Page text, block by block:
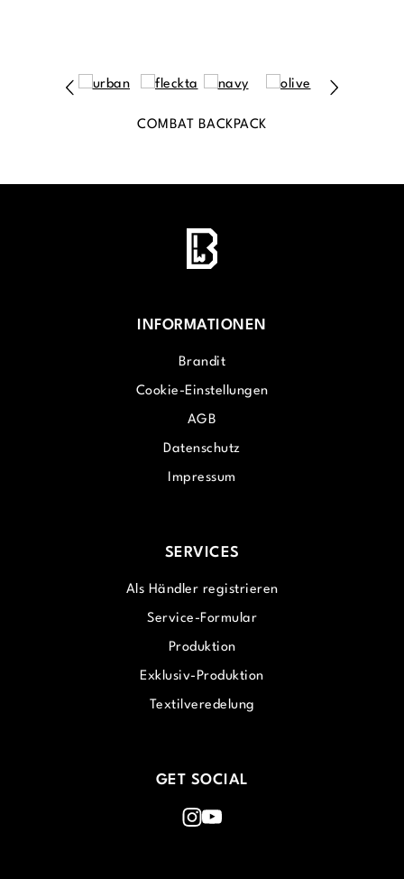
COMBAT BACKPACK
INFORMATIONEN
Brandit
Cookie-Einstellungen
AGB
Datenschutz
Impressum
SERVICES
Als Händler registrieren
Service-Formular
Produktion
Exklusiv-Produktion
Textilveredelung
GET SOCIAL
Instagram
Youtube